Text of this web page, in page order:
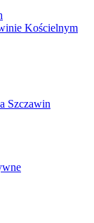
Kościelnym
Szczawin